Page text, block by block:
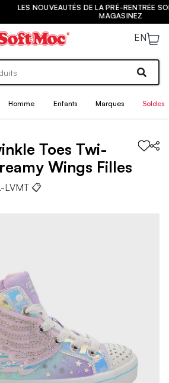
LA PRÉ-RENTRÉE SONT ARRIVÉES ! |
EN
Homme Enfants Marques Soldes
Toes Twi-
Wings Filles
LVMT 📋